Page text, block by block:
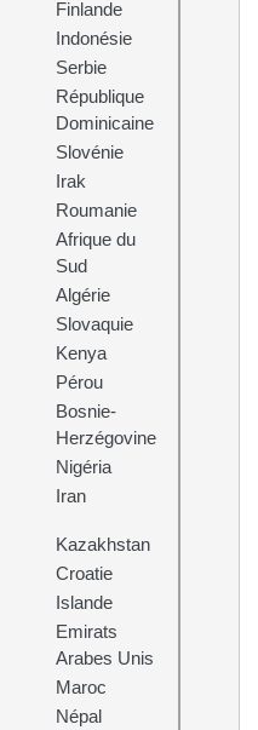
Finlande
Indonésie
Serbie
République
Dominicaine
Slovénie
Irak
Roumanie
Afrique du
Sud
Algérie
Slovaquie
Kenya
Pérou
Bosnie-
Herzégovine
Nigéria
Iran
Kazakhstan
Croatie
Islande
Emirats
Arabes Unis
Maroc
Népal